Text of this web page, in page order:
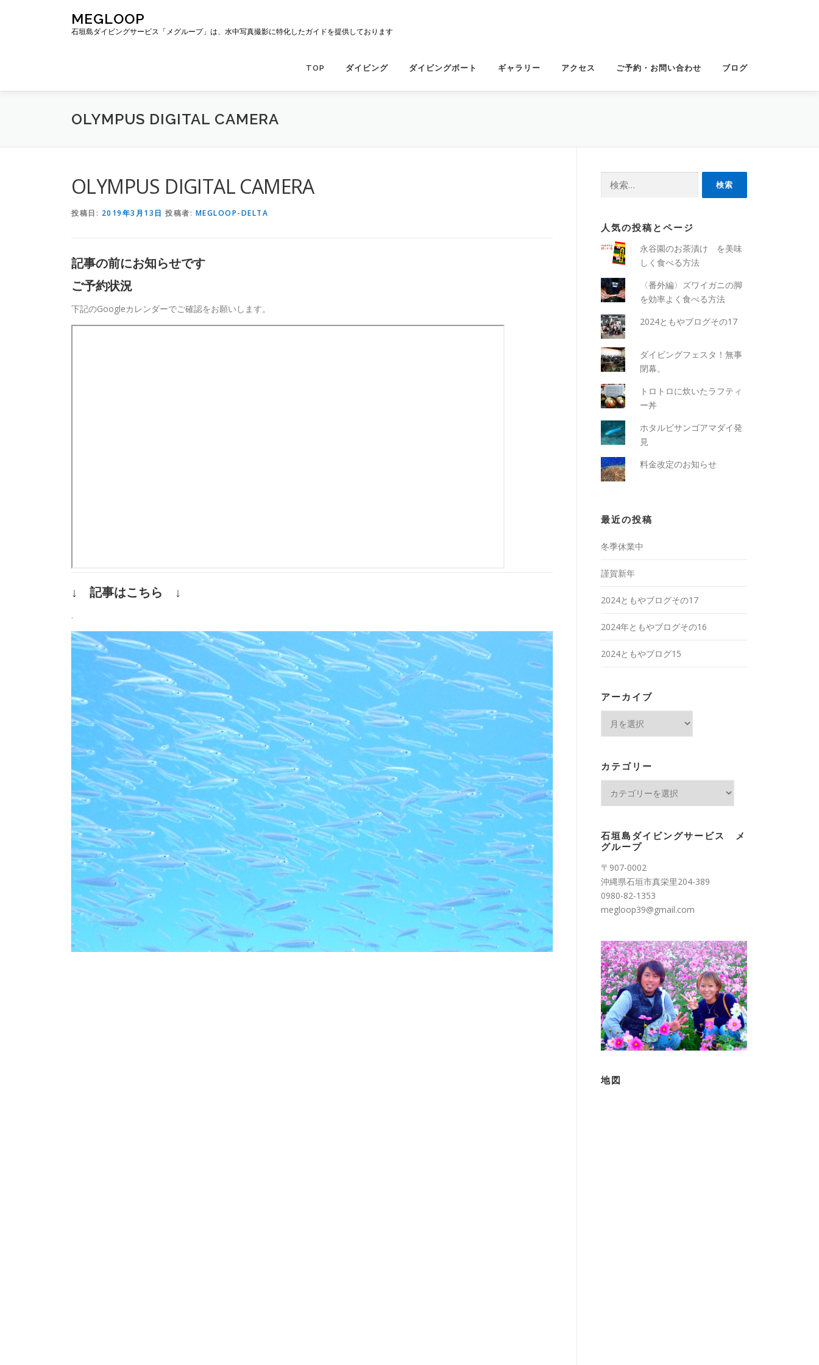
ス
MEGLOOP
石垣島ダイビングサービス「メグループ」は、水中写真撮影に特化したガイドを提供しております
TOP ダイビング ダイビングボート ギャラリー アクセス ご予約・お問い合わせ ブログ
OLYMPUS DIGITAL CAMERA
OLYMPUS DIGITAL CAMERA
投稿日: 2019年3月13日 投稿者: MEGLOOP-DELTA
記事の前にお知らせです
ご予約状況
下記のGoogleカレンダーでご確認をお願いします。
↓ 記事はこちら ↓
.
人気の投稿とページ
永谷園のお茶漬け を美味
しく食べる方法
〈番外編〉ズワイガニの脚
を効率よく食べる方法
2024ともやブログその17
ダイビングフェスタ！無事
閉幕。
トロトロに炊いたラフティ
ー丼
ホタルビサンゴアマダイ発
見
料金改定のお知らせ
最近の投稿
冬季休業中
謹賀新年
2024ともやブログその17
2024年ともやブログその16
2024ともやブログ15
アーカイブ
ブ
カテゴリー
ー
石垣島ダイビングサービス メ
グループ
〒907-0002
沖縄県石垣市真栄里204-389
0980-82-1353
megloop39@gmail.com
地図